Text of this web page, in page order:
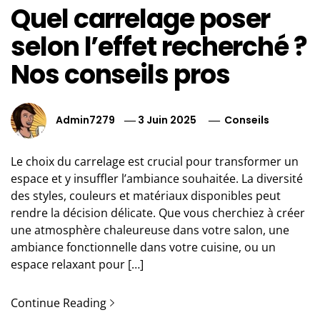
Quel carrelage poser
selon l’effet recherché ?
Nos conseils pros
Admin7279 3 Juin 2025 Conseils
Le choix du carrelage est crucial pour transformer un
espace et y insuffler l’ambiance souhaitée. La diversité
des styles, couleurs et matériaux disponibles peut
rendre la décision délicate. Que vous cherchiez à créer
une atmosphère chaleureuse dans votre salon, une
ambiance fonctionnelle dans votre cuisine, ou un
espace relaxant pour […]
Continue Reading